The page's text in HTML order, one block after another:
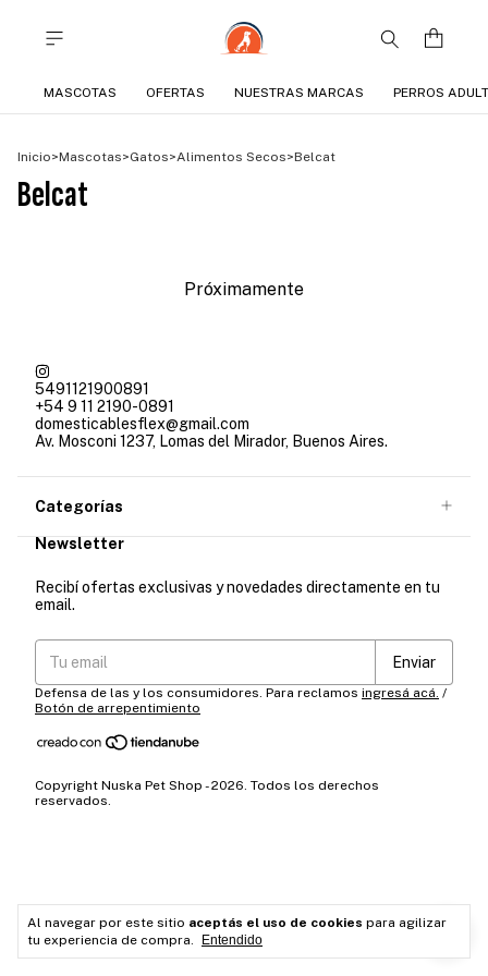
MASCOTAS OFERTAS NUESTRAS MARCAS PERROS
Al navegar por este sitio aceptás el uso de cookies para agilizar
tu experiencia de compra.
Entendido
Inicio>Mascotas>Gatos>Alimentos Secos>Belcat
Belcat
Próximamente
5491121900891
+54 9 11 2190-0891
domesticablesflex@gmail.com
Av. Mosconi 1237, Lomas del Mirador, Buenos Aires.
Categorías
Newsletter
Recibí ofertas exclusivas y novedades directamente en tu
email.
Defensa de las y los consumidores. Para reclamos ingresá acá. /
Botón de arrepentimiento
Copyright Nuska Pet Shop - 2026. Todos los derechos
reservados.